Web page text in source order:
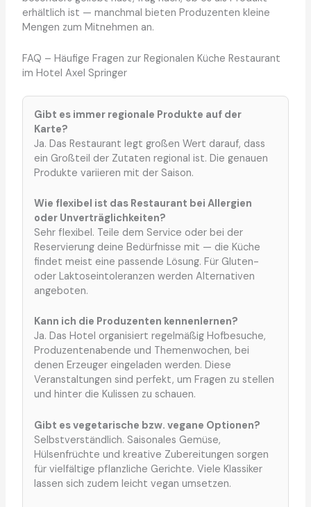
erhältlich ist — manchmal bieten Produzenten kleine
Mengen zum Mitnehmen an.
FAQ – Häufige Fragen zur Regionalen Küche Restaurant
im Hotel Axel Springer
Gibt es immer regionale Produkte auf der
Karte?
Ja. Das Restaurant legt großen Wert darauf, dass
ein Großteil der Zutaten regional ist. Die genauen
Produkte variieren mit der Saison.
Wie flexibel ist das Restaurant bei Allergien
oder Unverträglichkeiten?
Sehr flexibel. Teile dem Service oder bei der
Reservierung deine Bedürfnisse mit — die Küche
findet meist eine passende Lösung. Für Gluten-
oder Laktoseintoleranzen werden Alternativen
angeboten.
Kann ich die Produzenten kennenlernen?
Ja. Das Hotel organisiert regelmäßig Hofbesuche,
Produzentenabende und Themenwochen, bei
denen Erzeuger eingeladen werden. Diese
Veranstaltungen sind perfekt, um Fragen zu stellen
und hinter die Kulissen zu schauen.
Gibt es vegetarische bzw. vegane Optionen?
Selbstverständlich. Saisonales Gemüse,
Hülsenfrüchte und kreative Zubereitungen sorgen
für vielfältige pflanzliche Gerichte. Viele Klassiker
lassen sich zudem leicht vegan umsetzen.